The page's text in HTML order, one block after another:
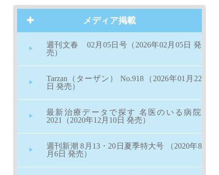
メディア掲載
週刊文春 02月05日号（2026年02月05日 発
売）
Tarzan（ターザン） No.918（2026年01月22
日 発売）
最新治療データで探す 名医のいる病院
2021（2020年12月10日 発売）
週刊新潮 8月13・20日夏季特大号 （2020年8
月6日 発売）